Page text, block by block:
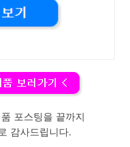
포스팅을 끝까지
감사드립니다.